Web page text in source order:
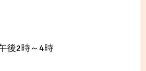
後2時～4時